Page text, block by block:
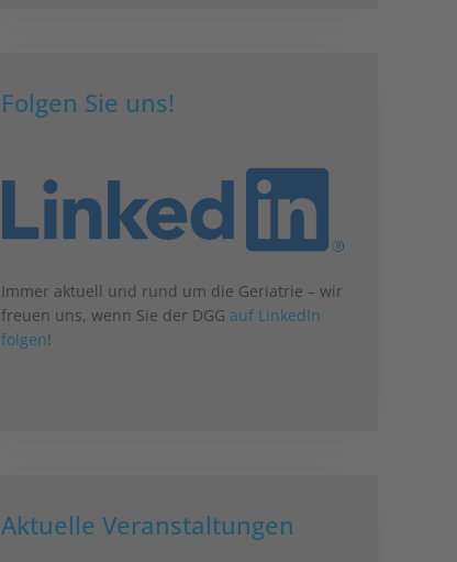
Folgen Sie uns!
Immer aktuell und rund um die Geriatrie – wir
freuen uns, wenn Sie der DGG auf LinkedIn
folgen!
Aktuelle Veranstaltungen